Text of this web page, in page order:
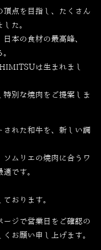
頂点を目指し、たくさん
た。
本の食材の最高峰、
は生まれまし
別な焼肉をご提案しま
れた和牛を、新しい調
ムリエの焼肉に合うワ
です。
おります。
ジで営業日をご確認の
お願い申し上げます。